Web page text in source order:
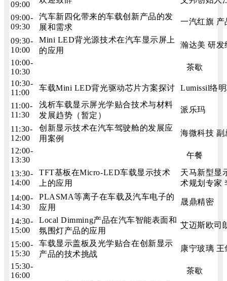
09:00
09:00-
09:30
汽车新四化带来的车载创新产品的发
展和需求
一汽红旗 产
09:30-
10:00
Mini LED背光源技术在汽车显示屏上
的应用
瀚达美 研发
10:00-
10:30
茶歇
10:30-
11:00
车载Mini LED背光驱动芯片方案探讨 Lumissil络
11:00-
11:30
浅析车载显示屏光学贴合技术与材料
发展趋势（暂定）
派乐玛
11:30-
12:00
创新显示技术在汽车驾驶舱的发展应
用案例
海微科技 副
12:00-
13:30
午餐
13:30-
14:00
TFT基板在Micro-LED车载显示技术
上的应用
天马新型显
术规划专家
14:00-
14:30
PLASMA等离子在车载及汽车电子的
应用
晟鼎精密
14:30-
15:00
Local Dimming产品在汽车智能表面和
氛围灯产品的应用
艾迈斯欧司
15:00-
15:30
车载显示盖板及光学贴合在创新显示
产品的技术挑战
康宁玻璃 王
15:30-
16:00
茶歇